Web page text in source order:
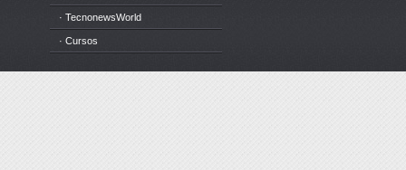
· TecnonewsWorld
· Cursos